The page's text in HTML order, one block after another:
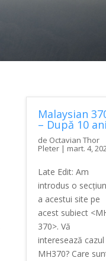
Malaysian
– După 10
de Octavian Thor
Pleter| mart. 4,
Late Edit: Am
introdus o
a acestui site pe
acest subiect
370>. Vă
interesează cazul
MH370? Care